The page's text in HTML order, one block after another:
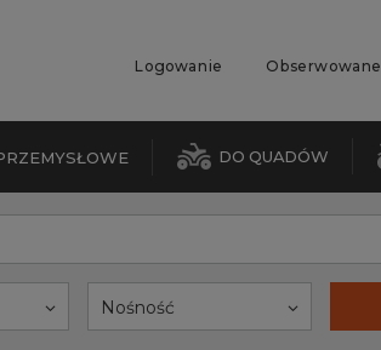
Logowanie Obserwowane
DO QUADÓW
Nośność